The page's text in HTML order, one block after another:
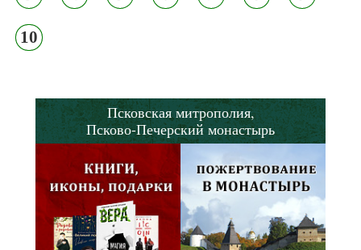
10
Псковская митрополия,
Псково-Печерский монастырь